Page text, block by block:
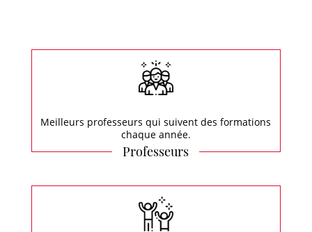
Meilleurs professeurs qui suivent des formations
chaque année.
Professeurs